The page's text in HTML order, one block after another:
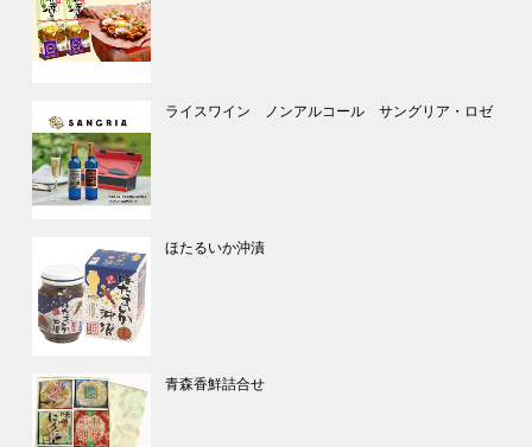
ライスワイン ノンアルコール サングリア・ロゼ
ほたるいか沖漬
青森香鮮詰合せ